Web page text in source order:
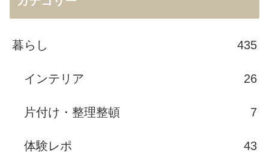
暮らし 435
インテリア 26
片付け・整理整頓 7
体験レポ 43